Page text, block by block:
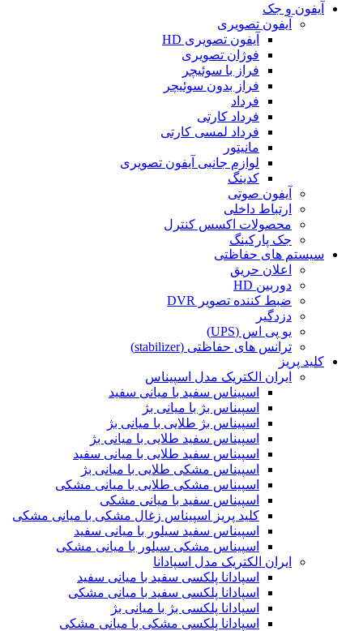
آیفون و جک
آیفون تصویری
آیفون تصویری HD
فوژان تصویری
فراز با سوئیچر
فراز بدون سوئیچر
فرداد
فرداد کارتی
فرداد لمسی کارتی
مانیتور
لوازم جانبی آیفون تصویری
کدینگ
آیفون صوتی
ارتباط داخلی
محصولات اکسس کنترل
جک پارکینگ
سیستم های حفاظتی
اعلان حریق
دوربین HD
ضبط کننده تصویر DVR
دزدگیر
یو پی اس (UPS)
ترانس های حفاظتی (stabilizer)
کلید پریز
ایران الکتریک مدل اسپیناس
اسپیناس سفید با میانی سفید
اسپیناس بژ با میانی بژ
اسپیناس بژ طلایی با میانی بژ
اسپیناس سفید طلایی با میانی بژ
اسپیناس سفید طلایی با میانی سفید
اسپیناس مشکی طلایی با میانی بژ
اسپیناس مشکی طلایی با میانی مشکی
اسپیناس سفید با میانی مشکی
کلید پریز اسپیناس زغال مشکی با میانی مشکی
اسپیناس سفید سیلور با میانی سفید
اسپیناس مشکی سیلور با میانی مشکی
ایران الکتریک مدل اسپادانا
اسپادانا پلکسی سفید با میانی سفید
اسپادانا پلکسی سفید با میانی مشکی
اسپادانا پلکسی بژ با میانی بژ
اسپادانا پلکسی مشکی با میانی مشکی